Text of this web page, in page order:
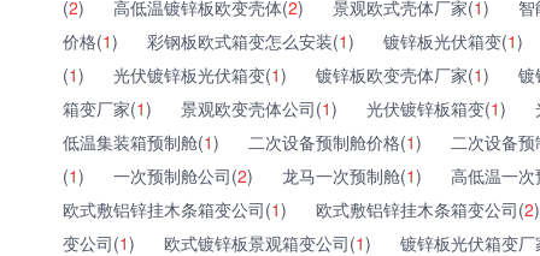
(2) 高低温镀锌板欧变壳体(2) 景观欧式壳体厂家(1)
价格(1) 彩钢板欧式箱变怎么安装(1) 镀锌板光伏箱变(1)
(1) 光伏镀锌板光伏箱变(1) 镀锌板欧变壳体厂家(1)
镀
箱变厂家(1) 景观欧变壳体公司(1) 光伏镀锌板箱变(1)
低温集装箱预制舱(1) 二次设备预制舱价格(1)
二次设备
(1) 一次预制舱公司(2) 龙马一次预制舱(1)
高低温一
欧式敷铝锌挂木条箱变公司(1) 欧式敷铝锌挂木条箱变公司(2)
变公司(1) 欧式镀锌板景观箱变公司(1)
镀锌板光伏箱变厂